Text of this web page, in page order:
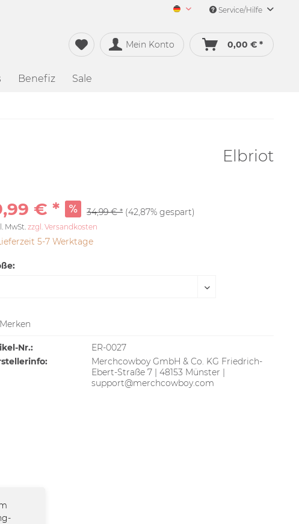
Merch&Music Deutsch
Service/Hilfe
Mein Konto 0,00 € *
Benefiz Sale
Elbriot
€ * 34,99 € * (42,87% gespart)
MwSt.zzgl. Versandkosten
5-7 Werktage
Merken
Nr.:
ER-0027
Merchcowboy GmbH & Co. KG Friedrich-
Ebert-Straße 7 | 48153 Münster |
support@merchcowboy.com